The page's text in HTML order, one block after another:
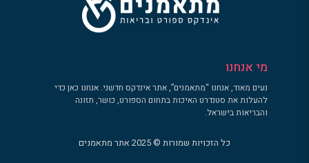
מי אנחנו
נעים מאוד, אנחנו “מתאמנים”, אתר אינדקס חדשני. אנחנו כאן כדי
להעלות את סטנדרט האיכות בתחום הספורט, כושר, תזונה
והבריאות בישראל.
כל הזכויות שמורות © 2025 אתר מתאמנים